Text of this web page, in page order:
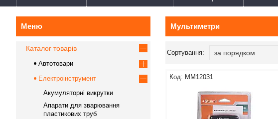
Мультиметри
MM12031
Каталог товарів
Автотовари
Електроінструмент
Акумуляторні викрутки
Апарати для зварювання
пластикових труб